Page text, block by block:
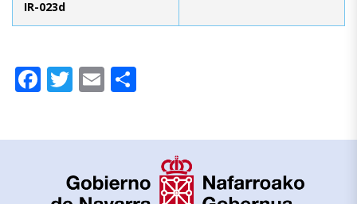
IR-023d
Facebook
Twitter
Email